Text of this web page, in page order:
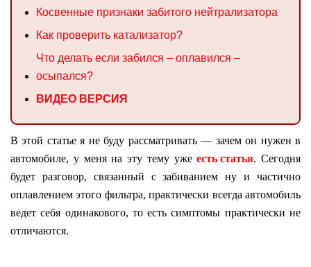
Косвенные признаки забитого нейтрализатора
Как проверить катализатор?
Что делать если забился – оплавился –
осыпался?
ВИДЕО ВЕРСИЯ
В этой статье я не буду рассматривать — зачем он нужен в
автомобиле, у меня на эту тему ужеесть статья. Сегодня
будет разговор, связанный с забиванием ну и частично
оплавлением этого фильтра, практически всегда автомобиль
ведет себя одинакового, то есть симптомы практически не
отличаются.